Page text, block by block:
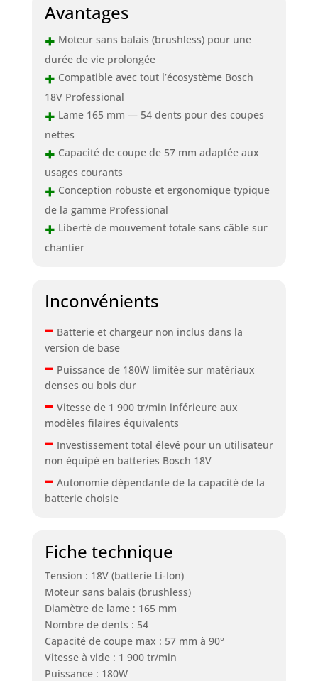
Avantages
+ Moteur sans balais (brushless) pour une
durée de vie prolongée
+ Compatible avec tout l’écosystème Bosch
18V Professional
+ Lame 165 mm — 54 dents pour des coupes
nettes
+ Capacité de coupe de 57 mm adaptée aux
usages courants
+ Conception robuste et ergonomique typique
de la gamme Professional
+ Liberté de mouvement totale sans câble sur
chantier
Inconvénients
– Batterie et chargeur non inclus dans la
version de base
– Puissance de 180W limitée sur matériaux
denses ou bois dur
– Vitesse de 1 900 tr/min inférieure aux
modèles filaires équivalents
– Investissement total élevé pour un utilisateur
non équipé en batteries Bosch 18V
– Autonomie dépendante de la capacité de la
batterie choisie
Fiche technique
Tension : 18V (batterie Li-Ion)
Moteur sans balais (brushless)
Diamètre de lame : 165 mm
Nombre de dents : 54
Capacité de coupe max : 57 mm à 90°
Vitesse à vide : 1 900 tr/min
Puissance : 180W